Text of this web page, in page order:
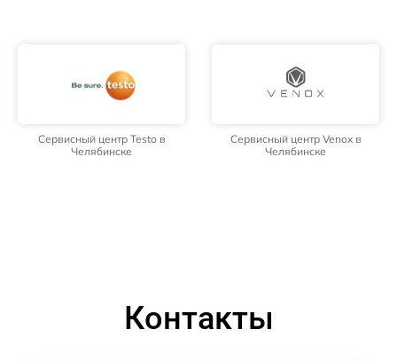
Сервисный центр Testo в
Челябинске
Сервисный центр Venox в
Челябинске
Контакты